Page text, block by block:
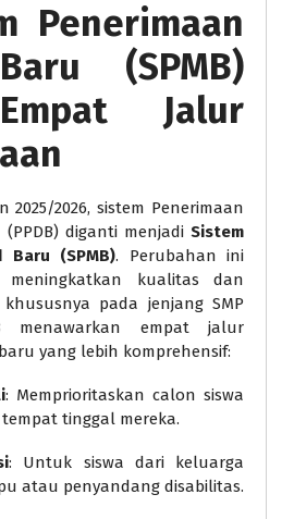
Penerimaan
(SPMB)
Jalur
2026, sistem Penerimaan
diganti menjadi Sistem
Baru (SPMB). Perubahan ini
kualitas dan
pada jenjang SMP
menawarkan empat jalur
yang lebih komprehensif:
: Memprioritaskan calon siswa
tinggal mereka.
: Untuk siswa dari keluarga
atau penyandang disabilitas.